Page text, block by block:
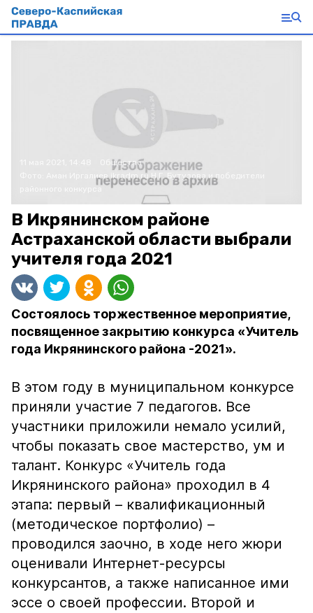
Общество
Аман Иргалиев ikradm.ru Н.Г. Бутузова и победители
В Икрянинском районе
Астраханской области выбрали
Состоялось торжественное мероприятие,
посвященное закрытию конкурса «Учитель
года Икрянинского района -2021».
В этом году в муниципальном конкурсе
приняли участие 7 педагогов. Все
участники приложили немало усилий,
чтобы показать свое мастерство, ум и
талант. Конкурс «Учитель года
Икрянинского района» проходил в 4
этапа: первый – квалификационный
(методическое портфолио) –
проводился заочно, в ходе него жюри
оценивали Интернет-ресурсы
конкурсантов, а также написанное ими
эссе о своей профессии. Второй и